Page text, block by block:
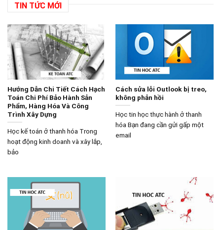
TIN TỨC MỚI
Hướng Dẫn Chi Tiết Cách Hạch
Toán Chi Phí Bảo Hành Sản
Phẩm, Hàng Hóa Và Công
Trình Xây Dựng
Học kế toán ở thanh hóa Trong
hoạt động kinh doanh và xây lắp,
bảo
Cách sửa lỗi Outlook bị treo,
không phản hồi
Học tin học thực hành ở thanh
hóa Bạn đang cần gửi gấp một
email